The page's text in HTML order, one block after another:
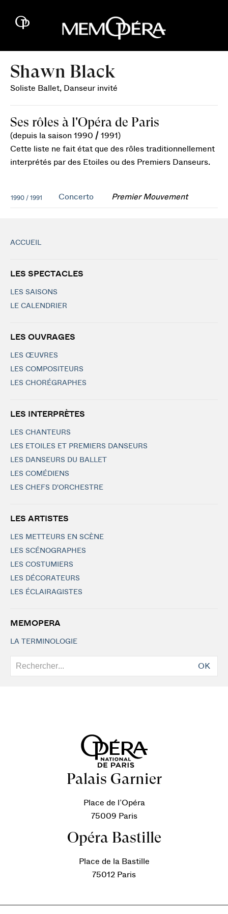
Shawn Black
Soliste Ballet, Danseur invité
Ses rôles à l'Opéra de Paris
(depuis la saison 1990 / 1991)
Cette liste ne fait état que des rôles traditionnellement
interprétés par des Etoiles ou des Premiers Danseurs.
1990 / 1991 Concerto Premier Mouvement
ACCUEIL
LES SPECTACLES
LES SAISONS
LE CALENDRIER
LES OUVRAGES
LES ŒUVRES
LES COMPOSITEURS
LES CHORÉGRAPHES
LES INTERPRÈTES
LES CHANTEURS
LES ETOILES ET PREMIERS DANSEURS
LES DANSEURS DU BALLET
LES COMÉDIENS
LES CHEFS D'ORCHESTRE
LES ARTISTES
LES METTEURS EN SCÈNE
LES SCÉNOGRAPHES
LES COSTUMIERS
LES DÉCORATEURS
LES ÉCLAIRAGISTES
MEMOPERA
LA TERMINOLOGIE
OK
Palais Garnier
Place de l’Opéra
75009 Paris
Opéra Bastille
Place de la Bastille
75012 Paris